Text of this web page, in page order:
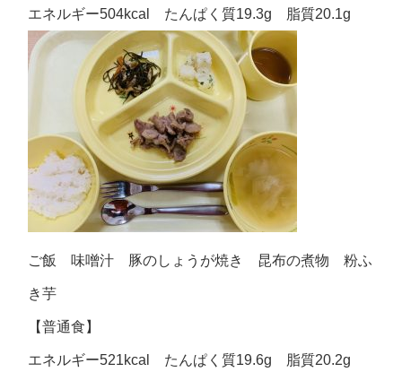
エネルギー504kcal たんぱく質19.3g 脂質20.1g
ご飯 味噌汁 豚のしょうが焼き 昆布の煮物 粉ふ
き芋
【普通食】
エネルギー521kcal たんぱく質19.6g 脂質20.2g